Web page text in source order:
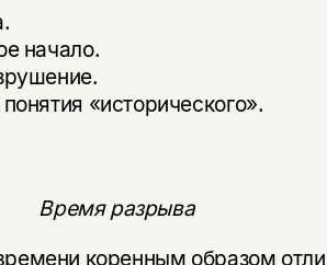
начало.
«исторического».
Время разрыва
коренным образом